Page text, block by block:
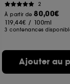
2
À partir de80,00€
119,44€ / 100ml
3 contenances
Ajouter au